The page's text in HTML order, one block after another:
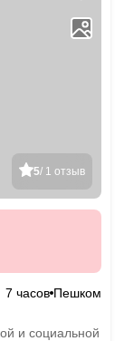
5/ 1 отзыв
7 часов Пешком
и социальной